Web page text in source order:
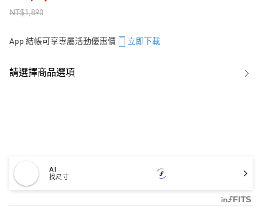
NT$1,890
App 結帳可享專屬活動優惠價 立即下載
請選擇商品選項
AI
找尺寸